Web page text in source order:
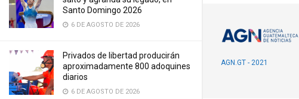
Santo Domingo 2026
6 DE AGOSTO DE 2026
Privados de libertad producirán
aproximadamente 800 adoquines
diarios
6 DE AGOSTO DE 2026
AGN.GT - 2021